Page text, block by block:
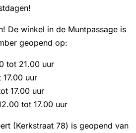
De winkel in de Muntpassage is
geopend op:
tot 21.00 uur
uur
17.00 uur
tot 17.00 uur
(Kerkstraat 78) is geopend van